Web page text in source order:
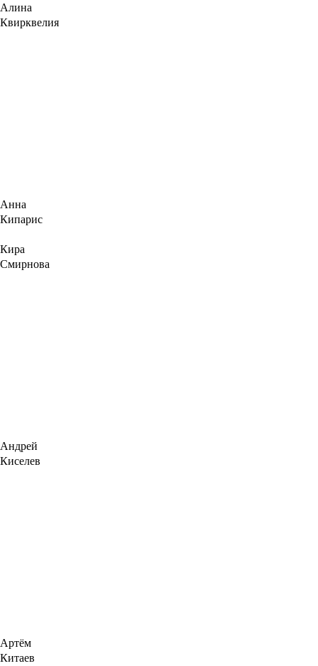
Алина
Квирквелия
Анна
Кипарис
Кира
Смирнова
Андрей
Киселев
Артём
Китаев